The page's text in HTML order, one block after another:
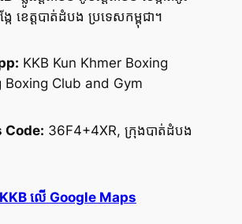
ខេត្តបាត់ដំបង ប្រទេសកម្ពុជា។
KKB Kun Khmer Boxing
Boxing Club and Gym
Code: 36F4+4XR, ក្រុងបាត់ដំបង
លើ Google Maps